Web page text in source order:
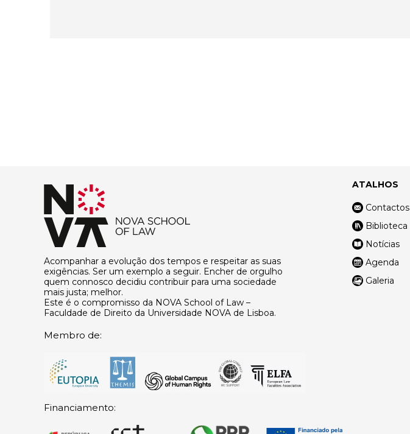
Acompanhar a evolução dos tempos e respeitar as suas
exigências. Ser um exemplo a seguir. Encher de orgulho
quem connosco decidiu contribuir para uma sociedade
mais justa; melhor.
Este é o compromisso da NOVA School of Law –
Faculdade de Direito da Universidade NOVA de Lisboa.
Membro de:
Financiamento:
ATALHOS
Contactos
Biblioteca
Notícias
Agenda
Galeria